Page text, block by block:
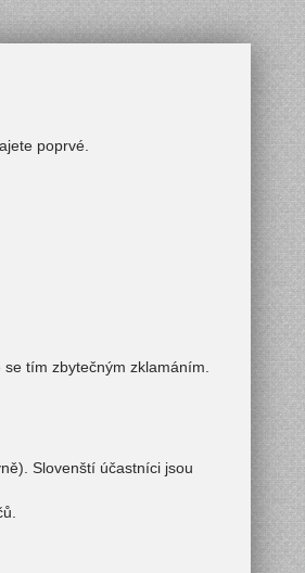
poprvé.
tím zbytečným zklamáním.
Slovenští účastníci jsou